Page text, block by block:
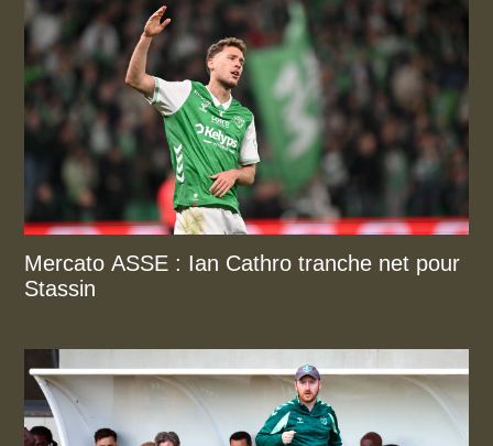
Mercato ASSE : Ian Cathro tranche net pour
Stassin